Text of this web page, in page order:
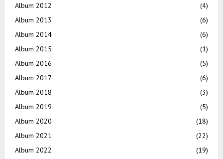
Album 2012
(4)
Album 2013
(6)
Album 2014
(6)
Album 2015
(1)
Album 2016
(5)
Album 2017
(6)
Album 2018
(3)
Album 2019
(5)
Album 2020
(18)
Album 2021
(22)
Album 2022
(19)